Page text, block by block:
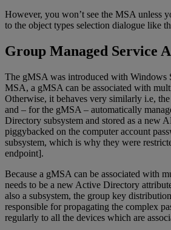
However, you won’t see the MSA unless
to the object types selection dialogue like
Group Managed Service
The gMSA was introduced with Windows
MSA, a gMSA can be associated with
Otherwise, it behaves very similarly i.e,
and – for the gMSA – automatically
Directory subsystem and stored as a new
piggybacked on the computer account
subsystem, which is why they were
endpoint].
Because a gMSA can be associated with
needs to be a new Active Directory
also a subsystem, the group key
responsible for propagating the complex
regularly to all the devices which are